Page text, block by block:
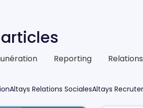
Reporting
Altays Relations SocialesAltays